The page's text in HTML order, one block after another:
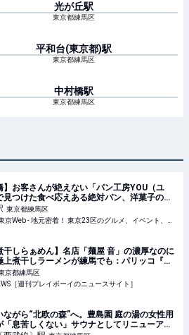
光が丘駅
東京都練馬区
平和台(東京都)駅
東京都練馬区
中村橋駅
東京都練馬区
】お客さんが絶えない「パン工房YOU（ユ
見つけた食べ応えある絶対パン、洋菓子の
東京都練馬区
干しらぁめん】名店「麺屋 音」の濃厚なのに
上煮干しラーメンが練馬でも：パリッコ『今
めし』第237回
京都練馬区
［週刊プレイボーイのニュースサイト］
ながら“北欧の森”へ。豊島園 庭の湯の女性用
「息苦しくない」サウナとしてリニューアル